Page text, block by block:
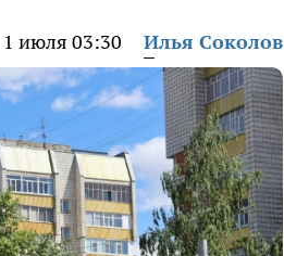
1 июля 03:30 Илья Соколов